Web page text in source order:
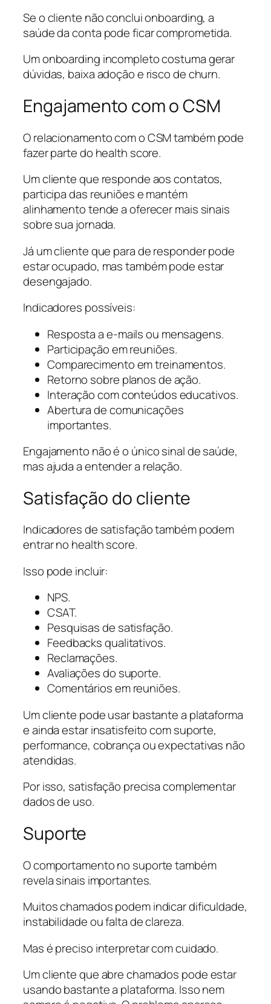
Se o cliente não conclui onboarding, a
saúde da conta pode ficar comprometida.
Um onboarding incompleto costuma gerar
dúvidas, baixa adoção e risco de churn.
Engajamento com o CSM
O relacionamento com o CSM também pode
fazer parte do health score.
Um cliente que responde aos contatos,
participa das reuniões e mantém
alinhamento tende a oferecer mais sinais
sobre sua jornada.
Já um cliente que para de responder pode
estar ocupado, mas também pode estar
desengajado.
Indicadores possíveis:
Resposta a e-mails ou mensagens.
Participação em reuniões.
Comparecimento em treinamentos.
Retorno sobre planos de ação.
Interação com conteúdos educativos.
Abertura de comunicações
importantes.
Engajamento não é o único sinal de saúde,
mas ajuda a entender a relação.
Satisfação do cliente
Indicadores de satisfação também podem
entrar no health score.
Isso pode incluir:
NPS.
CSAT.
Pesquisas de satisfação.
Feedbacks qualitativos.
Reclamações.
Avaliações do suporte.
Comentários em reuniões.
Um cliente pode usar bastante a plataforma
e ainda estar insatisfeito com suporte,
performance, cobrança ou expectativas não
atendidas.
Por isso, satisfação precisa complementar
dados de uso.
Suporte
O comportamento no suporte também
revela sinais importantes.
Muitos chamados podem indicar dificuldade,
instabilidade ou falta de clareza.
Mas é preciso interpretar com cuidado.
Um cliente que abre chamados pode estar
usando bastante a plataforma. Isso nem